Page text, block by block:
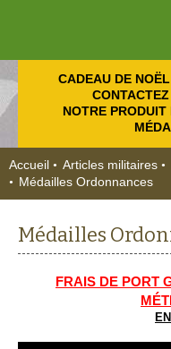
CADEAU DE
NOTRE
Accueil Articles militaires
Médailles Ordonnances
Médailles
FRAIS DE PORT